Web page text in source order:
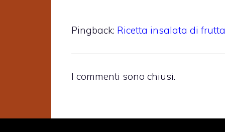
Pingback: Ricetta insalata di
I commenti sono chiusi.